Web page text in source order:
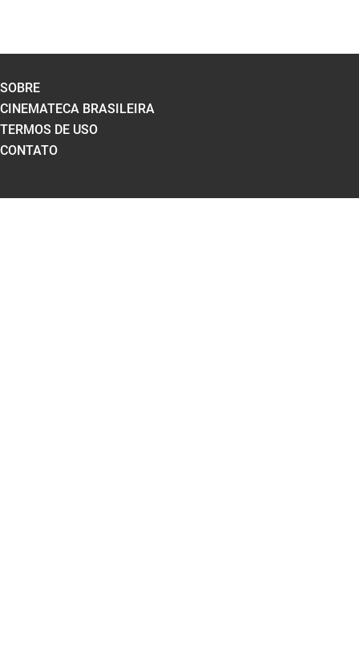
SOBRE
CINEMATECA BRASILEIRA
TERMOS DE USO
CONTATO